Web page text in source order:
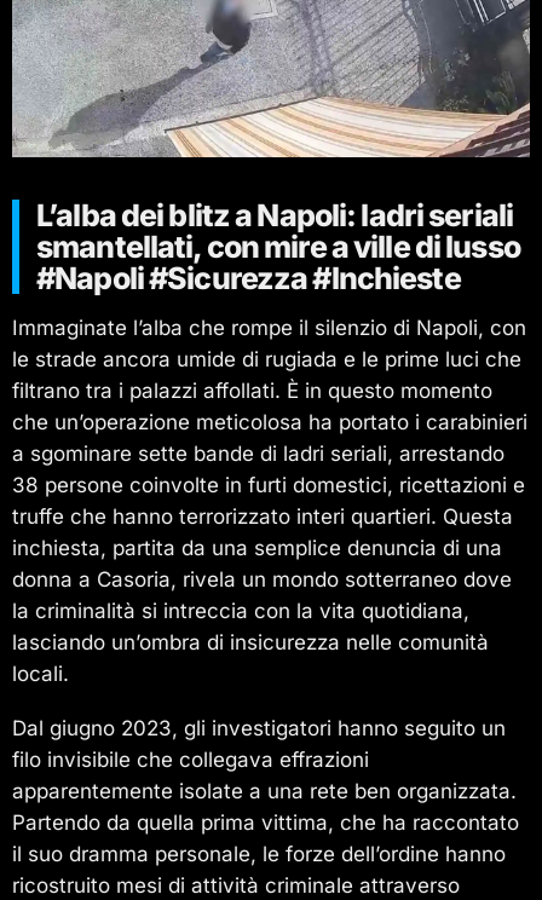
L’alba dei blitz a Napoli: ladri seriali
smantellati, con mire a ville di lusso
#Napoli #Sicurezza #Inchieste
Immaginate l’alba che rompe il silenzio di Napoli, con
le strade ancora umide di rugiada e le prime luci che
filtrano tra i palazzi affollati. È in questo momento
che un’operazione meticolosa ha portato i carabinieri
a sgominare sette bande di ladri seriali, arrestando
38 persone coinvolte in furti domestici, ricettazioni e
truffe che hanno terrorizzato interi quartieri. Questa
inchiesta, partita da una semplice denuncia di una
donna a Casoria, rivela un mondo sotterraneo dove
la criminalità si intreccia con la vita quotidiana,
lasciando un’ombra di insicurezza nelle comunità
locali.
Dal giugno 2023, gli investigatori hanno seguito un
filo invisibile che collegava effrazioni
apparentemente isolate a una rete ben organizzata.
Partendo da quella prima vittima, che ha raccontato
il suo dramma personale, le forze dell’ordine hanno
ricostruito mesi di attività criminale attraverso